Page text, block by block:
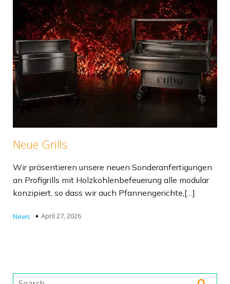
Neue Grills
Wir präsentieren unsere neuen Sonderanfertigungen
an Profigrills mit Holzkohlenbefeuerung alle modular
konzipiert, so dass wir auch Pfannengerichte,[…]
News April 27, 2026